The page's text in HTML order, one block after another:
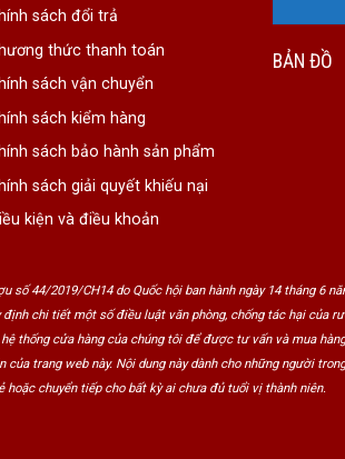
sách đổi trả
thức thanh toán
sách vận chuyển
sách kiểm hàng
sách bảo hành sản phẩm
sách giải quyết khiếu nại
kiện và điều khoản
BẢN ĐỒ
số 44/2019/CH14 do Quốc hội ban hành ngày 14 tháng 6
chi tiết một số điều luật văn phòng, chống tác hại của
thống cửa hàng của chúng tôi để được tư vấn và mua
trang web này. Nội dung này dành cho những người
hoặc chuyển tiếp cho bất kỳ ai chưa đủ tuổi vị thành niên.